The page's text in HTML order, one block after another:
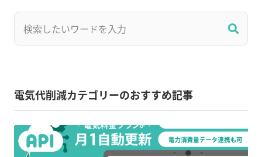
電気代削減カテゴリーのおすすめ記事